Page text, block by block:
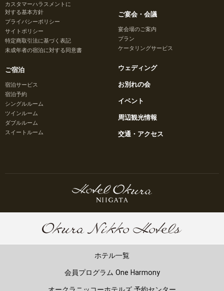
カスタマーハラスメントに
対する基本方針
プライバシーポリシー
サイトポリシー
特定商取引法に基づく表記
未成年者の宿泊に対する同意書
ご宿泊
宿泊サービス
宿泊予約
シングルルーム
ツインルーム
ダブルルーム
スイートルーム
ご宴会・会議
宴会場のご案内
プラン
ケータリングサービス
ウェディング
お別れの会
イベント
周辺観光情報
交通・アクセス
ホテル一覧
会員プログラム One Harmony